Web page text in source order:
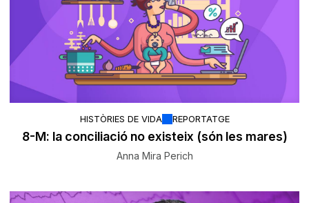
HISTÒRIES DE VIDA REPORTATGE
8-M: la conciliació no existeix (són les mares)
Anna Mira Perich